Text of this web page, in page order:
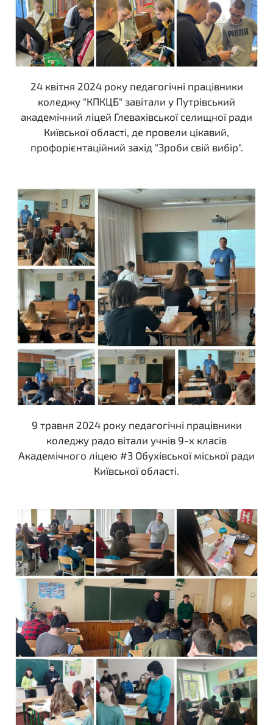
24 квітня 2024 року педагогічні працівники
коледжу "КПКЦБ" завітали у Путрівський
академічний ліцей Глевахівської селищної ради
Київської області, де провели цікавий,
профорієнтаційний захід "Зроби свій вибір".
9 травня 2024 року педагогічні працівники
коледжу радо вітали учнів 9-х класів
Академічного ліцею #3 Обухівської міської ради
Київської області.